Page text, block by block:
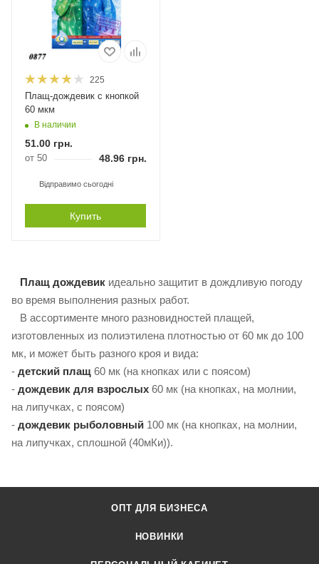
225
Плащ-дождевик с кнопкой
60 мкм
В наличии
51.00 грн.
от 50 48.96 грн.
Відправимо сьогодні
Купить
Плащ дождевик идеально защитит в дождливую погоду
во время выполнения разных работ.
В ассортименте много разновидностей плащей,
изготовленных из полиэтилена плотностью от 60 мк до 100
мк, и может быть разного кроя и вида:
- детский плащ 60 мк (на кнопках или с поясом)
- дождевик для взрослых 60 мк (на кнопках, на молнии,
на липучках, с поясом)
- дождевик рыболовный 100 мк (на кнопках, на молнии,
на липучках, сплошной (40мКи)).
ОПТ ДЛЯ БИЗНЕСА
НОВИНКИ